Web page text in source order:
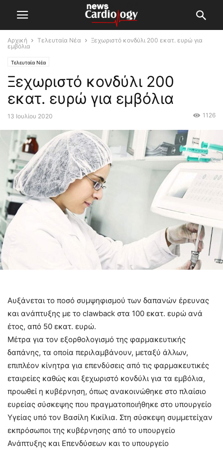
Αρχική Τελευταία Νέα
Ξεχωριστό κονδύλι 200 εκατ. ευρώ για
εμβόλια
Τελευταία Νέα
Ξεχωριστό κονδύλι 200
εκατ. ευρώ για εμβόλια
13 Ιουλίου 2020 1126
Αυξάνεται το ποσό συμψηφισμού των δαπανών έρευνας
και ανάπτυξης με το clawback στα 100 εκατ. ευρώ ανά
έτος, από 50 εκατ. ευρώ.
Μέτρα για τον εξορθολογισμό της φαρμακευτικής
δαπάνης, τα οποία περιλαμβάνουν, μεταξύ άλλων,
επιπλέον κίνητρα για επενδύσεις από τις φαρμακευτικές
εταιρείες καθώς και ξεχωριστό κονδύλι για τα εμβόλια,
προωθεί η κυβέρνηση, όπως ανακοινώθηκε στο πλαίσιο
ευρείας σύσκεψης που πραγματοποιήθηκε στο υπουργείο
Υγείας υπό τον Βασίλη Κικίλια. Στη σύσκεψη συμμετείχαν
εκπρόσωποι της κυβέρνησης από το υπουργείο
Ανάπτυξης και Επενδύσεων και το υπουργείο